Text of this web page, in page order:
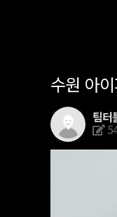
수원 아
팀터